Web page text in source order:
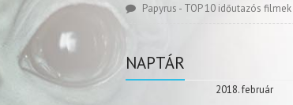
Papyrus - TOP 10 időutazós filmek
NAPTÁR
2018. február